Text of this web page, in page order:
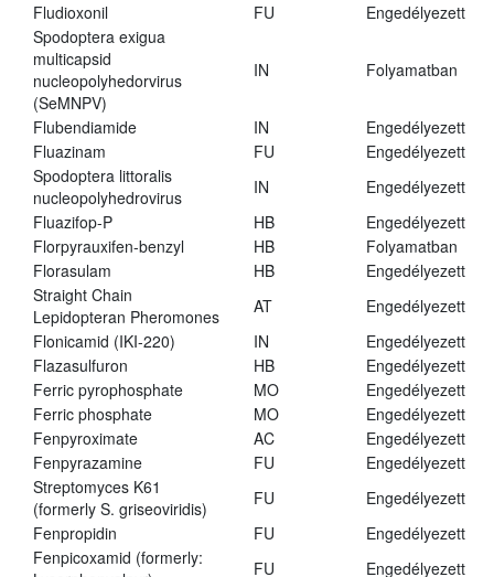
Fludioxonil FU
Engedélyezett
Spodoptera exigua
multicapsid
nucleopolyhedorvirus
(SeMNPV)
IN Folyamatban
Flubendiamide IN
Engedélyezett
Fluazinam
FU
Engedélyezett
Spodoptera littoralis
nucleopolyhedrovirus
IN
Engedélyezett
Fluazifop-P
HB
Engedélyezett
Florpyrauxifen-benzyl
HB
Folyamatban
Florasulam
HB
Engedélyezett
Straight Chain
Lepidopteran Pheromones
AT
Engedélyezett
Flonicamid (IKI-220)
IN
Engedélyezett
Flazasulfuron
HB
Engedélyezett
Ferric pyrophosphate
MO
Engedélyezett
Ferric phosphate
MO
Engedélyezett
Fenpyroximate
AC
Engedélyezett
Fenpyrazamine
FU
Engedélyezett
Streptomyces K61
(formerly S. griseoviridis)
FU
Engedélyezett
Fenpropidin
FU
Engedélyezett
Fenpicoxamid (formerly:
FU
Engedélyezett